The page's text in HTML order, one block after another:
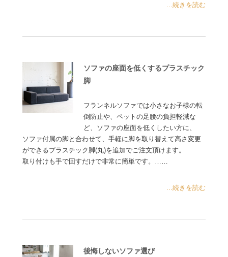
...続きを読む
ソファの座面を低くするプラスチック
脚
フランネルソファでは小さなお子様の転
倒防止や、ペットの足腰の負担軽減な
ど、ソファの座面を低くしたい方に、
ソファ付属の脚と合わせて、手軽に脚を取り替えて高さ変更
ができるプラスチック脚(丸)を追加でご注文頂けます。
取り付けも手で回すだけで非常に簡単です。……
...続きを読む
後悔しないソファ選び